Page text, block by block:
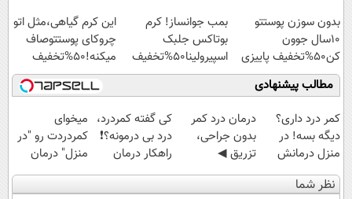
ویژه
بدون سوزن پوستتو
10سال جوون
کن50%تخفیف پاییزی
بمب جوانساز! کرم
بوتاکس جلبک
اسپیرولینا50%تخفیف
این کرم گیاهی،مثل اتو
چروکای پوستتوصاف
میکنه!50%تخفیف
مطالب پیشنهادی
کمر درد داری؟
دیگه بسه! در
منزل درمانش
کن
(◀پرسش‌نامه)
درمان درد کمر
بدون جراحی،
تزریق ◀
پرسش‌نامه رو پر
کن ▶
کی گفته کمردرد،
درد بی درمونه؟❗
راهکار درمان
+پرسشنامه
میخوای
کمردردت رو "در
منزل" درمان
کنی؟ (◂فیلم +
◂پرسش‌نامه)
نظر شما